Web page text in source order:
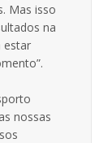
Mas isso
na
estar
nossas